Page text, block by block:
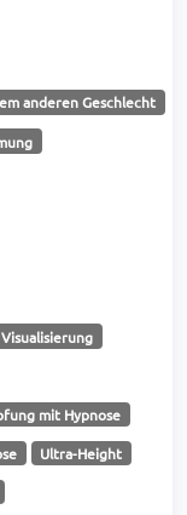
anderen Geschlecht
Visualisierung
mit Hypnose
Ultra-Height